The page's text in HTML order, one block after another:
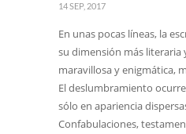
14 SEP, 2017
En unas pocas líneas, la
su dimensión más literaria
maravillosa y enigmática,
El deslumbramiento
sólo en apariencia
Confabulaciones,